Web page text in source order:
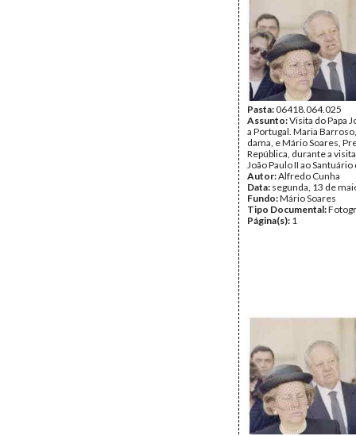
Pasta:06418.064.025
Assunto:Visita do Papa
a Portugal. Maria
dama, e Mário Soares,
República, durante a
João Paulo II ao
Autor:Alfredo Cunha
Data: segunda, 13 de
Fundo:Mário Soares
Tipo Documental:
Página(s): 1